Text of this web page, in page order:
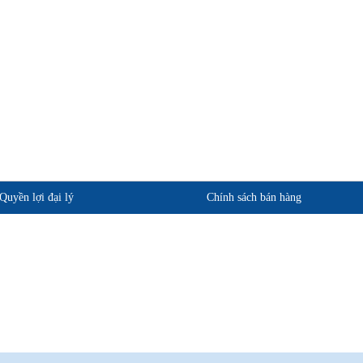
Quyền lợi đại lý Chính sách bán hàng